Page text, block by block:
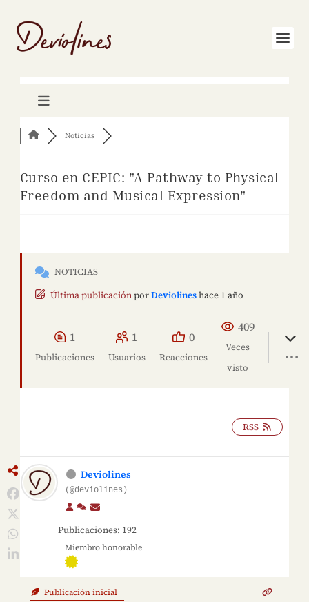
Noticias
Curso en CEPIC: "A Pathway to Physical
Freedom and Musical Expression"
NOTICIAS
Última publicaciónporDeviolineshace 1 año
1
Publicaciones
1
Usuarios
0
Reacciones
409
Veces
visto
RSS
Deviolines
(@deviolines)
Publicaciones: 192
Miembro honorable
Publicación inicial